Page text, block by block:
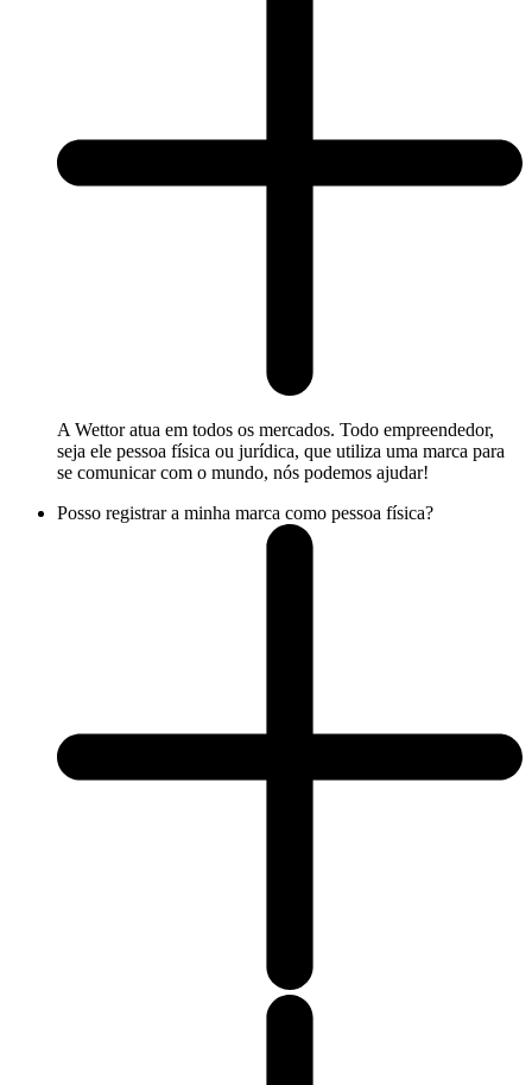
A Wettor atua em todos os mercados. Todo empreendedor,
seja ele pessoa física ou jurídica, que utiliza uma marca para
se comunicar com o mundo, nós podemos ajudar!
Posso registrar a minha marca como pessoa física?